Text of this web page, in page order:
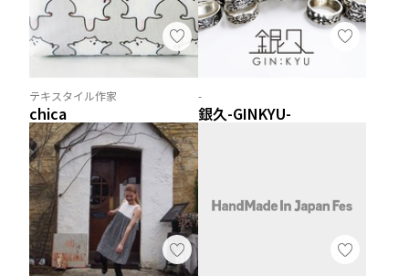
テキスタイル作家
chica
-
銀久-GINKYU-